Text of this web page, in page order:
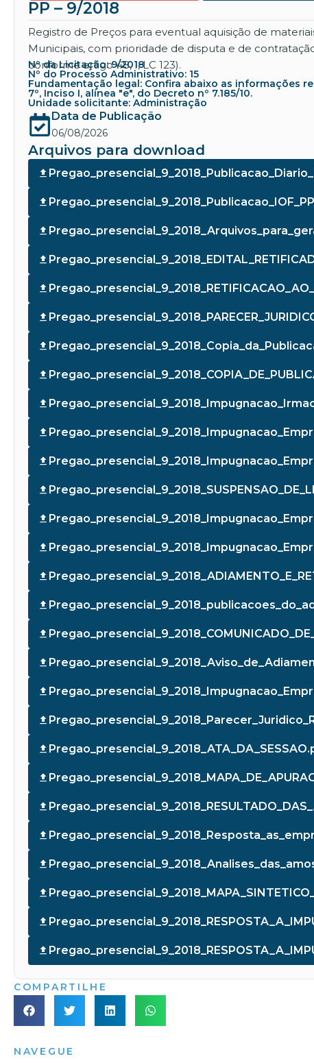
PP – 9/2018
Registro de Preços para eventual aquisição de
Municipais, com prioridade de disputa e de
conforme artigo 48, I, LC 123).
Nº da Licitação: 9/2018
Nº do Processo Administrativo: 15
Fundamentação legal: Confira abaixo as informações
7º, Inciso I, alínea "e", do Decreto nº 7.185/10.
Unidade solicitante: Administração
Data de Publicação
06/08/2026
Arquivos para download
COMPARTILHE
NAVEGUE